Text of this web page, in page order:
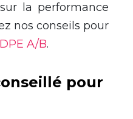
la performance
nos conseils pour
A/B.
pour